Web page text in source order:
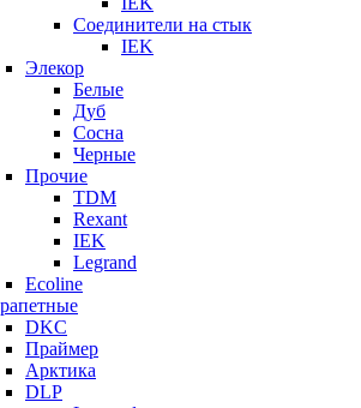
Соединители на стык
IEK
Элекор
Белые
Дуб
Сосна
Черные
Прочие
TDM
Rexant
IEK
Legrand
Ecoline
DKC
Праймер
Арктика
DLP